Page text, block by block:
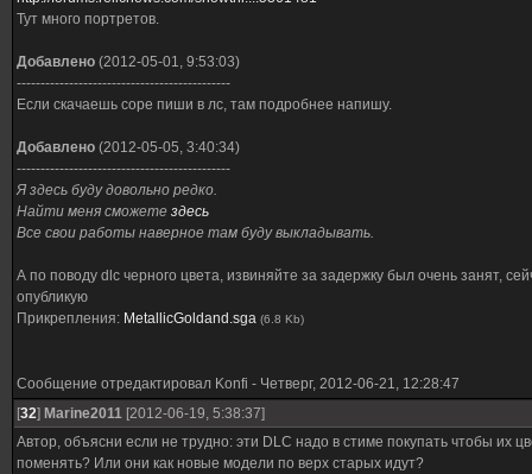
Тут много портретов.
Добавлено (2012-05-01, 9:53:03)
---------------------------------------------
Если скачаешь cope пиши в лс, там подробнее напишу.
Добавлено (2012-05-05, 3:40:34)
---------------------------------------------
Я здесь буду довольно редко.
Найти меня сможете здесь
Все свои работы наверное там буду выкладывать.
А по поводу dlc черного цвета, извиняйте за задержку был очень занят,
опубликую
Прикрепления: MetallicGoldand.sga (6.8 Kb)
Сообщение отредактировал Konfi - Четверг, 2012-06-21, 12:28:47
[32] Marine2011 [2012-06-19, 5:38:37]
Автор, объясни если не трудно: эти DLC надо в стиме покупать чтобы их
поменять? Или они как новые модели по верх старых идут?